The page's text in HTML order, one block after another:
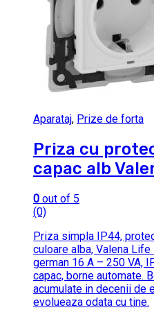
Aparataj, Prize de forta
Priza cu
capac alb
0 out of 5
(0)
Priza simpla IP44,
culoare alba, Valena
german 16 A – 250 VA,
capac, borne automate.
acumulate in decenii de
evolueaza odata cu tine.